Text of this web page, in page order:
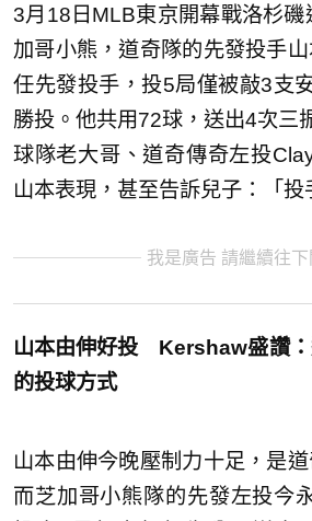
3月18日MLB東京開幕戰洛杉
加哥小熊，道奇隊的先發投手
任先發投手，投5局僅被敲3支
勝投。他共用72球，送出4次三
球隊老大哥、道奇傳奇左投
山本表現，甚至告訴兒子：「投
我是廣告 請繼續往下
山本由伸好投 Kershaw盛讚：
的投球方式
山本由伸今晚壓制力十足，是
而芝加哥小熊隊的先發左投今